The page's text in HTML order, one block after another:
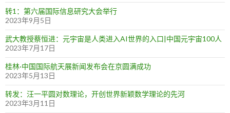
转1：第六届国际信息研究大会举行
2023年9月5日
武大教授蔡恒进：元宇宙是人类进入AI世界的入口|中国元宇宙100人
2023年7月17日
桂林·中国国际航天展新闻发布会在京圆满成功
2023年5月13日
转发：汪一平圆对数理论，开创世界新颖数学理论的先河
2023年3月11日